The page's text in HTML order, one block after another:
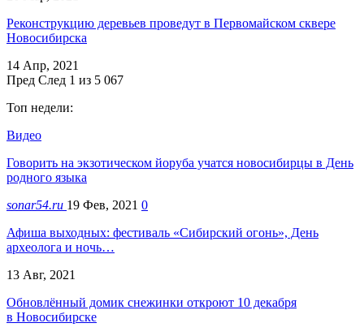
Реконструкцию деревьев проведут в Первомайском сквере
Новосибирска
14 Апр, 2021
Пред След 1 из 5 067
Топ недели:
Видео
Говорить на экзотическом йоруба учатся новосибирцы в День
родного языка
sonar54.ru 19 Фев, 2021 0
Афиша выходных: фестиваль «Сибирский огонь», День
археолога и ночь…
13 Авг, 2021
Обновлённый домик снежинки откроют 10 декабря
в Новосибирске